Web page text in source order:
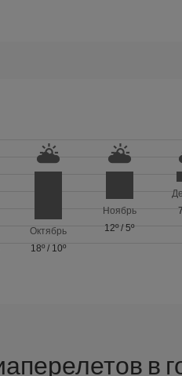
Октябрь
18º / 10º
Ноябрь
12º/5º
в